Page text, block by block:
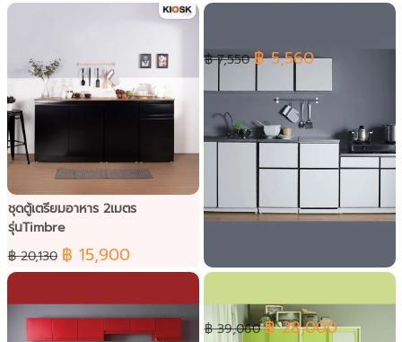
Shoe Set-002
฿ 7,550 ฿ 5,560
ชุดตู้เตรียมอาหาร 2เมตร
รุ่นTimbre
฿ 20,130 ฿ 15,900
Kitchen Set-011
฿ 39,060 ฿ 28,000